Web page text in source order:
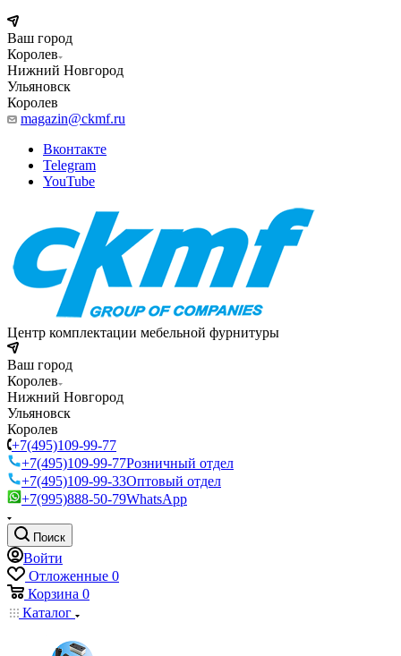
Ваш город
Королев
Нижний Новгород
Ульяновск
Королев
magazin@ckmf.ru
Вконтакте
Telegram
YouTube
Центр комплектации мебельной фурнитуры
Ваш город
Королев
Нижний Новгород
Ульяновск
Королев
+7(495)109-99-77
+7(495)109-99-77Розничный отдел
+7(495)109-99-33Оптовый отдел
+7(995)888-50-79WhatsApp
Поиск
Войти
Отложенные 0
Корзина 0
Каталог